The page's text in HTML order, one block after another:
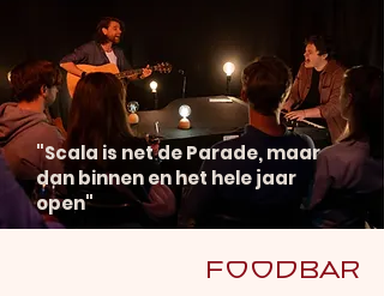
"Scala is net de Parade, maar
dan binnen en het hele jaar
open"
Foodbar